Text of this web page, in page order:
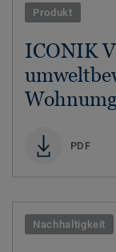
Produkt
ICONIK
PDF
Nachhaltigkeit